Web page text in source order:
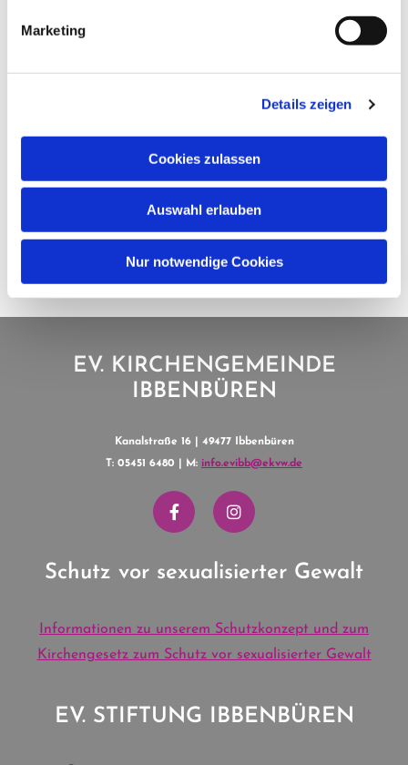
Marketing
Details zeigen
Cookies zulassen
Auswahl erlauben
Nur notwendige Cookies
EV. KIRCHENGEMEINDE
IBBENBÜREN
Kanalstraße 16 | 49477 Ibbenbüren
T: 05451 6480 | M: info.evibb@ekvw.de
Schutz vor sexualisierter Gewalt
Informationen zu unserem Schutzkonzept und zum
Kirchengesetz zum Schutz vor sexualisierter Gewalt
EV. STIFTUNG IBBENBÜREN